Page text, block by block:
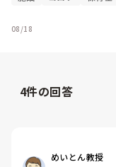
08/18
4件の回答
めいとん教授